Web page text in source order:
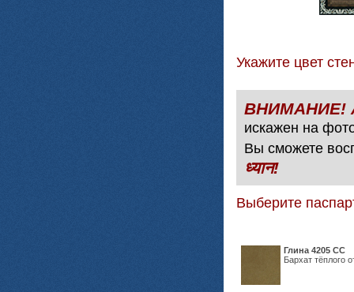
Укажите цвет
искажен на
Вы сможете
ध्यान!
Выберите
Глина 4205 СС
Бархат тёплого